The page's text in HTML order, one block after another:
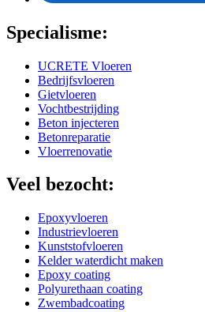
Specialisme:
UCRETE Vloeren
Bedrijfsvloeren
Gietvloeren
Vochtbestrijding
Beton injecteren
Betonreparatie
Vloerrenovatie
Veel bezocht:
Epoxyvloeren
Industrievloeren
Kunststofvloeren
Kelder waterdicht maken
Epoxy coating
Polyurethaan coating
Zwembadcoating